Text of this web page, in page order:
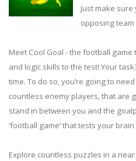
Just make sure
opposing
Meet Cool Goal - the football
and logic skills to the test! Your
time. To do so, you’re going to
countless enemy players, that are
stand in between you and the
‘football game’ that tests your
Explore countless puzzles in a